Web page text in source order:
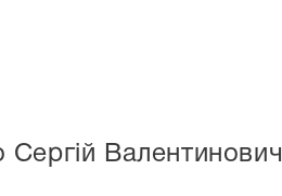
Сергій Валентинович